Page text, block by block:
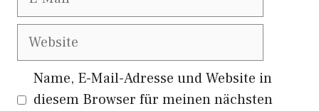
Website
Name, E-Mail-Adresse und Website in
diesem Browser für meinen nächsten